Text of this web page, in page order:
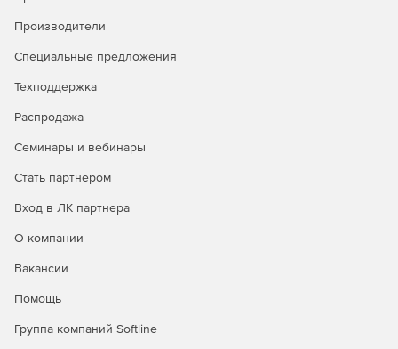
Производители
Специальные предложения
Техподдержка
Распродажа
Семинары и вебинары
Стать партнером
Вход в ЛК партнера
О компании
Вакансии
Помощь
Группа компаний Softline